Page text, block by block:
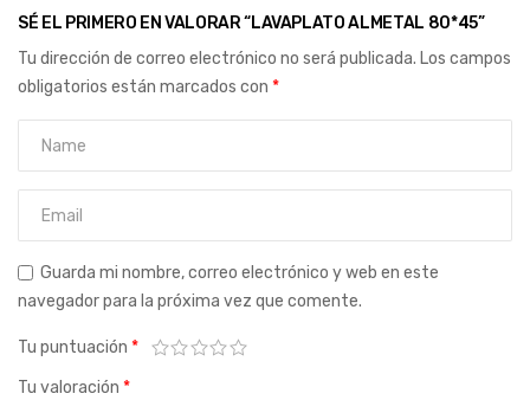
SÉ EL PRIMERO EN VALORAR “LAVAPLATO ALMETAL 80*45”
Tu dirección de correo electrónico no será publicada. Los campos
obligatorios están marcados con *
Guarda mi nombre, correo electrónico y web en este
navegador para la próxima vez que comente.
Tu puntuación *
Tu valoración *